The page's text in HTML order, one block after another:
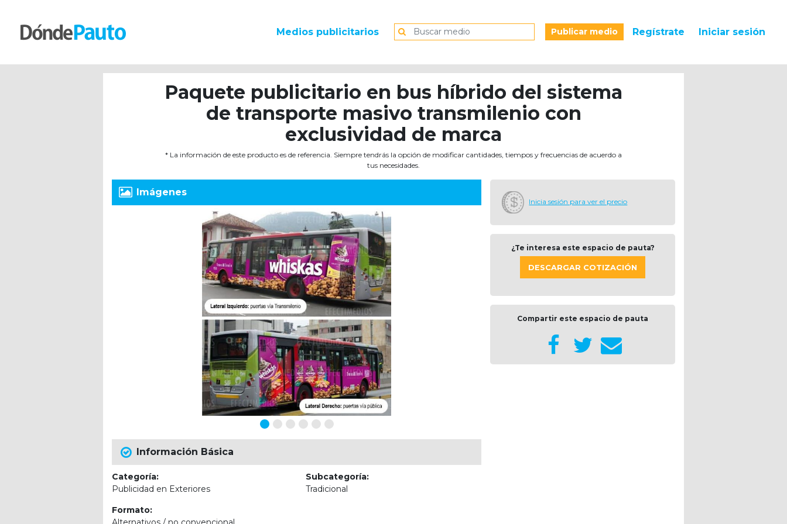
Medios publicitarios Publicar medio Regístrate Iniciar sesión
Paquete publicitario en bus híbrido del sistema
de transporte masivo transmilenio con
exclusividad de marca
* La información de este producto es de referencia. Siempre tendrás la opción de modificar cantidades, tiempos y frecuencias de acuerdo a
tus necesidades.
Imágenes
Información Básica
Categoría:
Publicidad en Exteriores
Subcategoría:
Tradicional
Formato:
Inicia sesión para ver el precio
¿Te interesa este espacio de pauta?
DESCARGAR COTIZACIÓN
Compartir este espacio de pauta